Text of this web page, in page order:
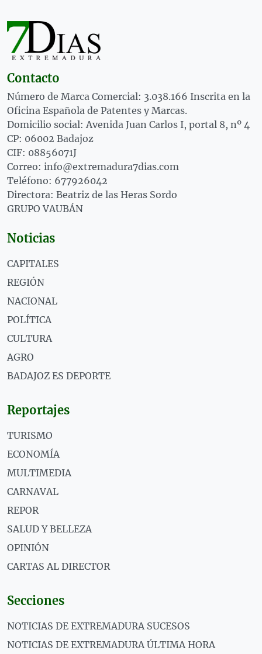
Contacto
Número de Marca Comercial: 3.038.166 Inscrita en la
Oficina Española de Patentes y Marcas.
Domicilio social: Avenida Juan Carlos I, portal 8, nº 4
CP: 06002 Badajoz
CIF: 08856071J
Correo: info@extremadura7dias.com
Teléfono: 677926042
Directora: Beatriz de las Heras Sordo
GRUPO VAUBÁN
Noticias
CAPITALES
REGIÓN
NACIONAL
POLÍTICA
CULTURA
AGRO
BADAJOZ ES DEPORTE
Reportajes
TURISMO
ECONOMÍA
MULTIMEDIA
CARNAVAL
REPOR
SALUD Y BELLEZA
OPINIÓN
CARTAS AL DIRECTOR
Secciones
NOTICIAS DE EXTREMADURA SUCESOS
NOTICIAS DE EXTREMADURA ÚLTIMA HORA